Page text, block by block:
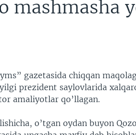
mashmasha
gazetasida chiqqan
prezident saylovlarida
amaliyotlar qo’llagan.
o’tgan oydan buyon